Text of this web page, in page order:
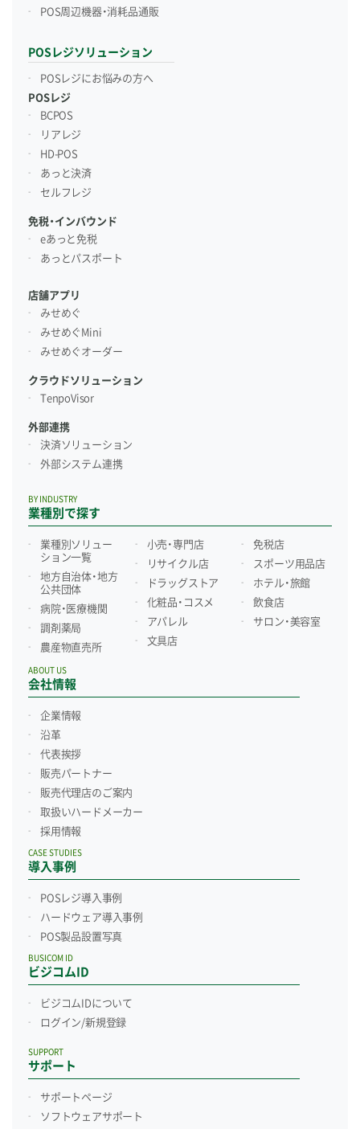
POS周辺機器・消耗品通販
POSレジソリューション
POSレジにお悩みの方へ
POSレジ
BCPOS
リアレジ
HD-POS
あっと決済
セルフレジ
免税・インバウンド
eあっと免税
あっとパスポート
店舗アプリ
みせめぐ
みせめぐMini
みせめぐオーダー
クラウドソリューション
TenpoVisor
外部連携
決済ソリューション
外部システム連携
業種別で探す
BY INDUSTRY
業種別ソリュー
ション一覧
地方自治体・地方
公共団体
病院・医療機関
調剤薬局
農産物直売所
小売・専門店
リサイクル店
ドラッグストア
化粧品・コスメ
アパレル
文具店
免税店
スポーツ用品店
ホテル・旅館
飲食店
サロン・美容室
会社情報
ABOUT US
企業情報
沿革
代表挨拶
販売パートナー
販売代理店のご案内
取扱いハードメーカー
採用情報
導入事例
CASE STUDIES
POSレジ導入事例
ハードウェア導入事例
POS製品設置写真
ビジコムID
BUSICOM ID
ビジコムIDについて
ログイン/新規登録
サポート
SUPPORT
サポートページ
ソフトウェアサポート